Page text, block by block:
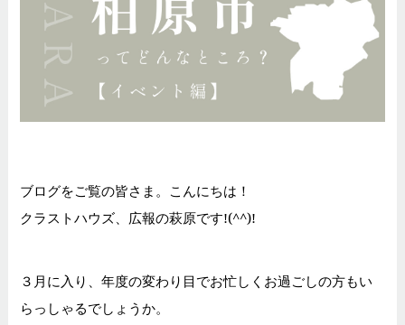
ブログをご覧の皆さま。こんにちは！
クラストハウズ、広報の萩原です!(^^)!
３月に入り、年度の変わり目でお忙しくお過ごしの方もい
らっしゃるでしょうか。